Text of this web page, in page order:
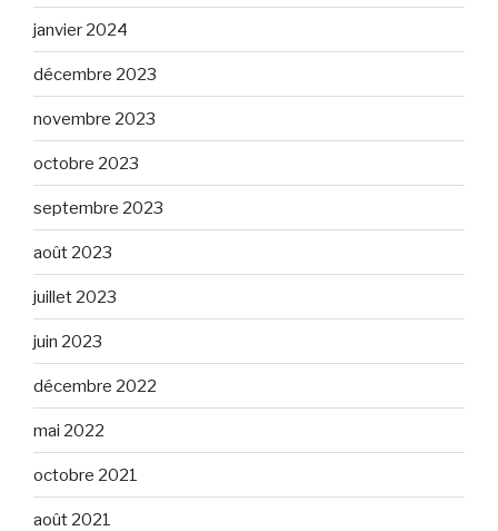
janvier 2024
décembre 2023
novembre 2023
octobre 2023
septembre 2023
août 2023
juillet 2023
juin 2023
décembre 2022
mai 2022
octobre 2021
août 2021